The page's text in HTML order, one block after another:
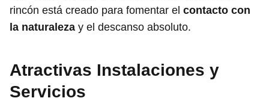
rincón está creado para fomentar el contacto con
la naturaleza y el descanso absoluto.
Atractivas Instalaciones y
Servicios